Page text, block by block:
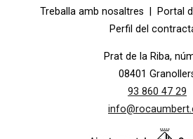
Treballa amb nosaltres
Portal
Perfil del
Prat de la Riba,
08401
93 860 47 29